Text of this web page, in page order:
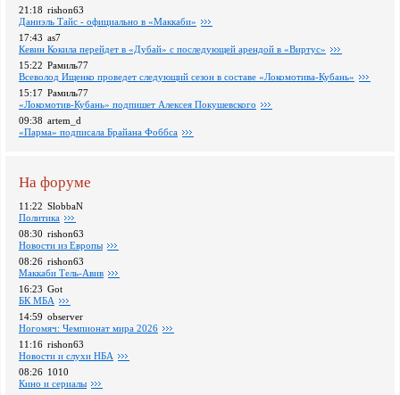
21:18 rishon63
Даниэль Тайс - официально в «Маккаби»
17:43 as7
Кевин Кокила перейдет в «Дубай» с последующей арендой в «Виртус»
15:22 Рамиль77
Всеволод Ищенко проведет следующий сезон в составе «Локомотива-Кубань»
15:17 Рамиль77
«Локомотив-Кубань» подпишет Алексея Покушевского
09:38 artem_d
«Парма» подписала Брайана Фоббса
На форуме
11:22 SlobbaN
Политика
08:30 rishon63
Новости из Европы
08:26 rishon63
Маккаби Тель-Авив
16:23 Got
БК МБА
14:59 observer
Ногомяч: Чемпионат мира 2026
11:16 rishon63
Новости и слухи НБА
08:26 1010
Кино и сериалы